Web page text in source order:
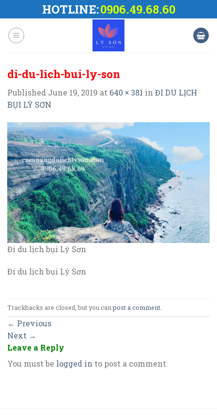
to
content
HOTLINE:0906.49.68.60
di-du-lich-bui-ly-son
Published June 19, 2019 at 640 × 381 in ĐI DU LỊCH
BỤI LÝ SƠN
Đi du lịch bụi Lý Sơn
Đi du lịch bụi Lý Sơn
Trackbacks are closed, but you canpost a comment
← Previous
Next →
Leave a Reply
You must be logged in to post a comment.